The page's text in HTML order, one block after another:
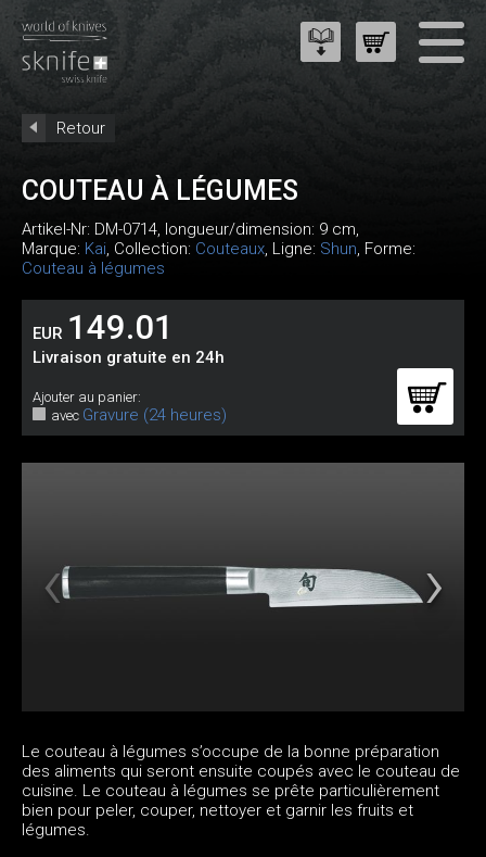
Retour
COUTEAU À LÉGUMES
Artikel-Nr: DM-0714, longueur/dimension: 9 cm,
Marque: Kai, Collection: Couteaux, Ligne: Shun, Forme:
Couteau à légumes
EUR 149.01
Livraison gratuite en 24h
Ajouter au panier:
avec Gravure (24 heures)
Le couteau à légumes s’occupe de la bonne préparation
des aliments qui seront ensuite coupés avec le couteau de
cuisine. Le couteau à légumes se prête particulièrement
bien pour peler, couper, nettoyer et garnir les fruits et
légumes.